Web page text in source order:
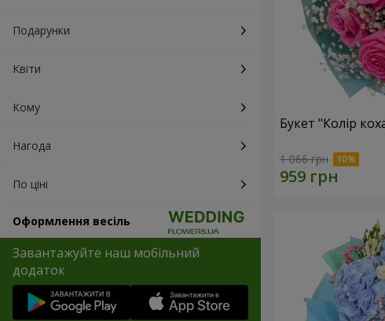
Подарунки
Квіти
Кому
Нагода
По ціні
Оформлення весіль
Завантажуйте наш мобільний
додаток
Букет "Колір
1 066 грн